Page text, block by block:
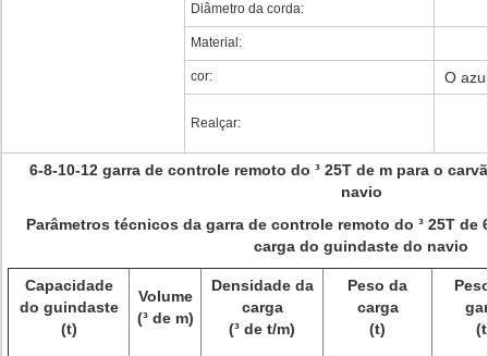
Diâmetro da corda:
Material:
cor: O
Realçar:
6-8-10-12 garra de controle remoto do ³ 25T de m para o
navio
Parâmetros técnicos da garra de controle remoto do ³ 25T de
carga do guindaste do navio
Capacidade
do guindaste
(t)
Volume
(³ de m)
Densidade da
carga
(³ de t/m)
Peso da
carga
(t)